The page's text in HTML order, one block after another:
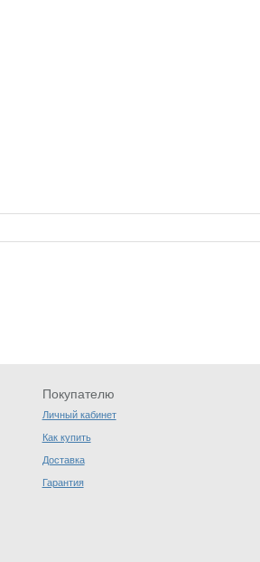
Покупателю
Личный кабинет
Как купить
Доставка
Гарантия